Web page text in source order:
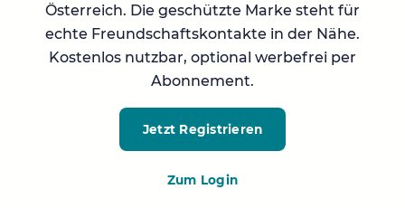
Österreich. Die geschützte Marke steht für
echte Freundschaftskontakte in der Nähe.
Kostenlos nutzbar, optional werbefrei per
Abonnement.
Jetzt Registrieren
Zum Login